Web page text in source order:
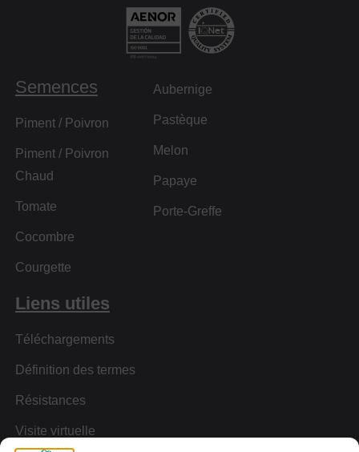
Semences
Piment / Poivron
Piment / Poivron
Chaud
Tomate
Cocombre
Courgette
Aubernige
Pastèque
Melon
Papaye
Porte-Greffe
Liens utiles
Téléchargements
Définition des termes
Résistances
Visite virtuelle